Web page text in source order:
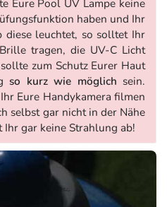
Eure Pool UV Lampe keine
haben und Ihr
leuchtet, so solltet Ihr
tragen, die UV-C Licht
zum Schutz Eurer Haut
so kurz wie möglich sein.
Eure Handykamera filmen
selbst gar nicht in der Nähe
Ihr gar keine Strahlung ab!